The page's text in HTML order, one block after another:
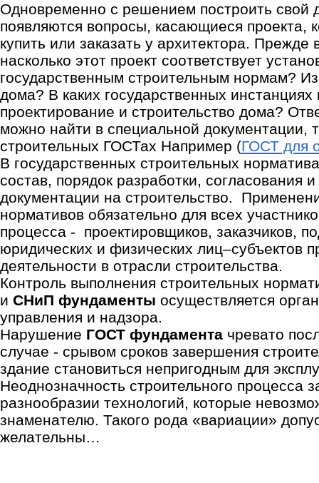
Одновременно с решением построить свой
появляются вопросы, касающиеся проекта,
купить или заказать у архитектора. Прежде
насколько этот проект соответствует
государственным строительным нормам? Из
дома? В каких государственных
проектирование и строительство дома?
можно найти в специальной документации,
строительных ГОСТах Например (ГОСТ для
В государственных строительных
состав, порядок разработки, согласования
документации на строительство.
нормативов обязательно для всех
процесса - проектировщиков, заказчиков,
юридических и физических лиц–субъектов
деятельности в отрасли строительства.
Контроль выполнения строительных
и СНиП фундаменты осуществляется
управления и надзора.
Нарушение ГОСТ фундамента чревато
случае - срывом сроков завершения
здание становиться непригодным для
Неоднозначность строительного процесса
разнообразии технологий, которые
знаменателю. Такого рода «вариации»
желательны…